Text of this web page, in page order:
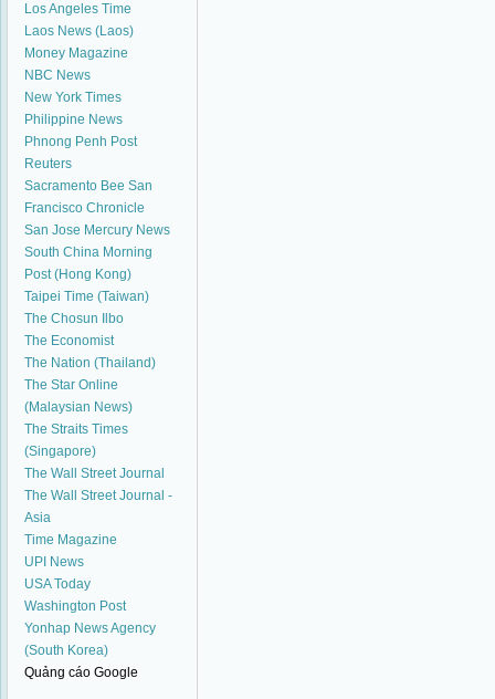
Los Angeles Time
Laos News (Laos)
Money Magazine
NBC News
New York Times
Philippine News
Phnong Penh Post
Reuters
Sacramento Bee San
Francisco Chronicle
San Jose Mercury News
South China Morning
Post (Hong Kong)
Taipei Time (Taiwan)
The Chosun Ilbo
The Economist
The Nation (Thailand)
The Star Online
(Malaysian News)
The Straits Times
(Singapore)
The Wall Street Journal
The Wall Street Journal -
Asia
Time Magazine
UPI News
USA Today
Washington Post
Yonhap News Agency
(South Korea)
Quảng cáo Google